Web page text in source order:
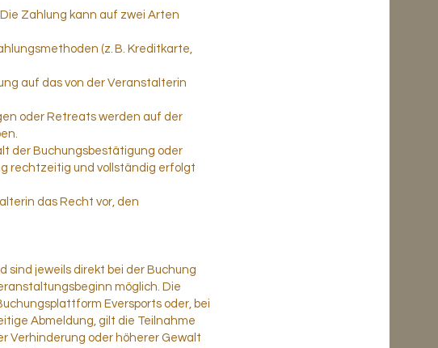
Zahlung kann auf zwei Arten
(z. B. Kreditkarte,
auf das von der Veranstalterin
oder Retreats werden auf der
der Buchungsbestätigung oder
rechtzeitig und vollständig erfolgt
das Recht vor, den
sind jeweils direkt bei der Buchung
möglich. Die
Eversports oder, bei
Abmeldung, gilt die Teilnahme
Verhinderung oder höherer Gewalt